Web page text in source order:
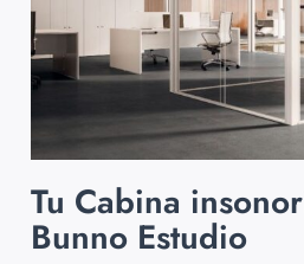
Tu Cabina
Bunno Estudio